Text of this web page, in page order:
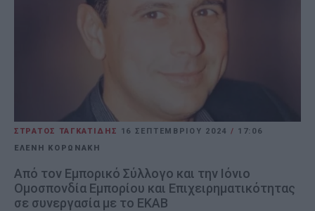
ΣΤΡΑΤΟΣ ΤΑΓΚΑΤΙΔΗΣ 16 ΣΕΠΤΕΜΒΡΊΟΥ 2024 / 17:06
ΕΛΕΝΗ ΚΟΡΩΝΑΚΗ
Από τον Εμπορικό Σύλλογο και την Ιόνιο
Ομοσπονδία Εμπορίου και Επιχειρηματικότητας
σε συνεργασία με το ΕΚΑΒ